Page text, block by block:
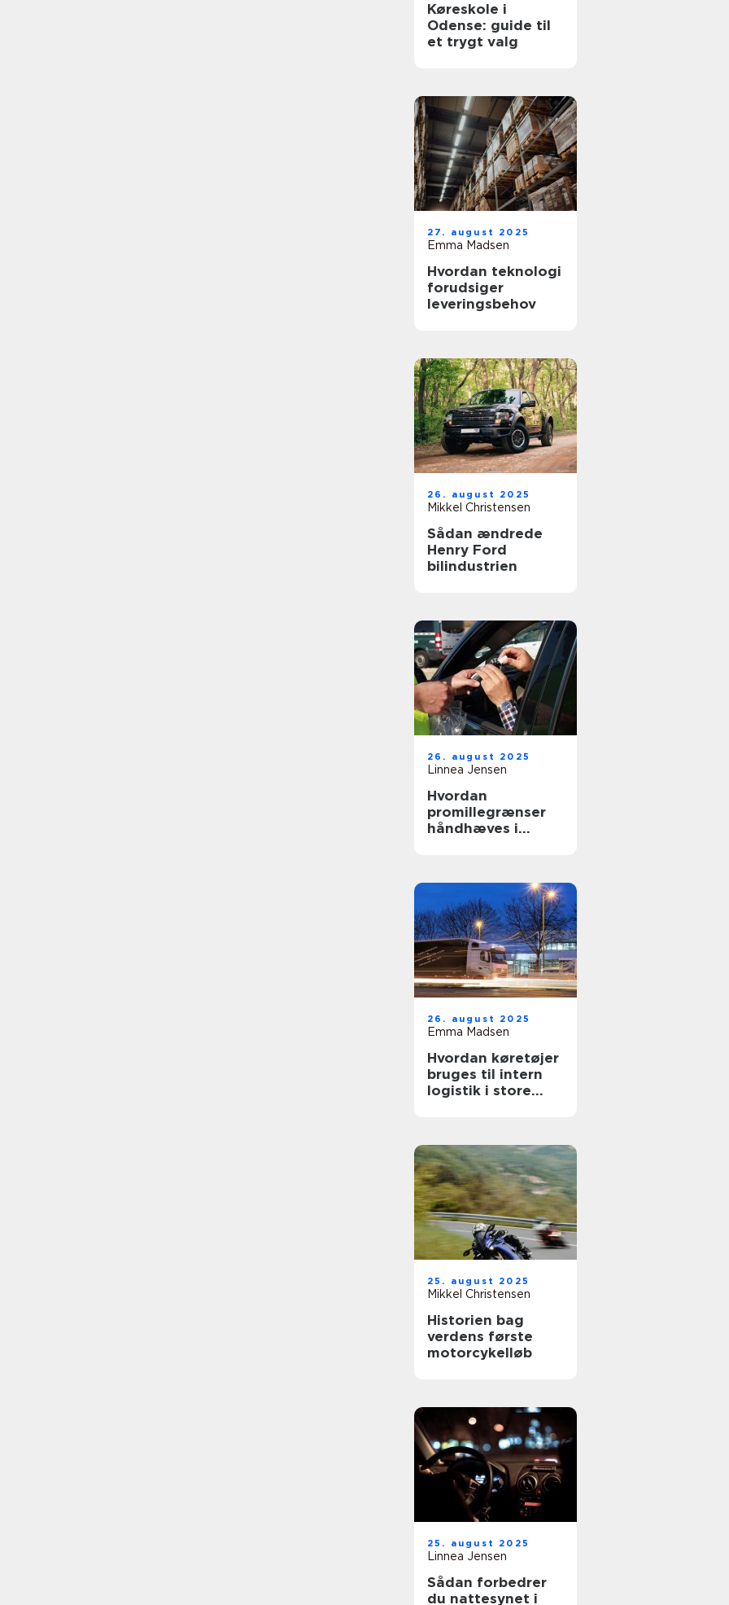
Køreskole i
Odense: guide til
et trygt valg
27. august 2025
Emma Madsen
Hvordan teknologi
forudsiger
leveringsbehov
26. august 2025
Mikkel Christensen
Sådan ændrede
Henry Ford
bilindustrien
26. august 2025
Linnea Jensen
Hvordan
promillegrænser
håndhæves i
26. august 2025
Emma Madsen
Hvordan køretøjer
bruges til intern
logistik i store
25. august 2025
Mikkel Christensen
Historien bag
verdens første
motorcykelløb
25. august 2025
Linnea Jensen
Sådan forbedrer
du nattesynet i